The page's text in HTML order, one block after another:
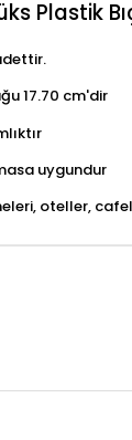
Plastik
17.70 cm'dir
uygundur
oteller,